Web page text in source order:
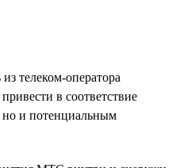
телеком-оператора
в соответствие
но и потенциальным